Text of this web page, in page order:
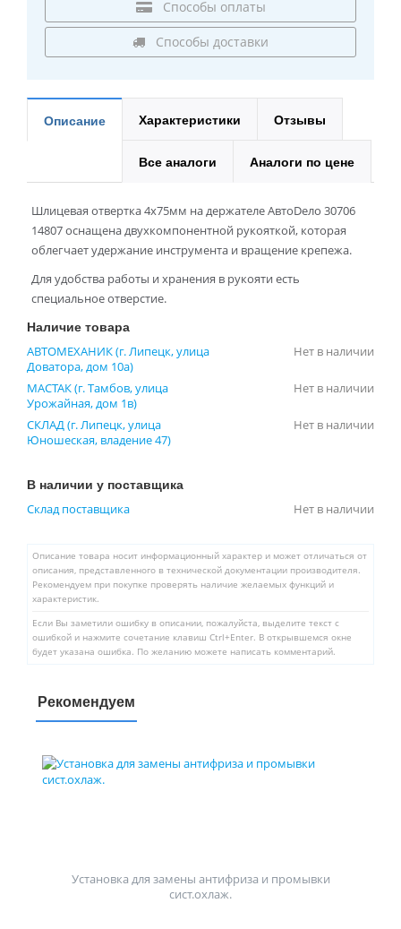
Способы оплаты
Способы доставки
Описание Характеристики Отзывы
Все аналоги Аналоги по цене
Шлицевая отвертка 4х75мм на держателе АвтоDело 30706
14807 оснащена двухкомпонентной рукояткой, которая
облегчает удержание инструмента и вращение крепежа.
Для удобства работы и хранения в рукояти есть
специальное отверстие.
Наличие товара
АВТОМЕХАНИК (г. Липецк, улица
Доватора, дом 10а)
Нет в наличии
МАСТАК (г. Тамбов, улица
Урожайная, дом 1в)
Нет в наличии
СКЛАД (г. Липецк, улица
Юношеская, владение 47)
Нет в наличии
В наличии у поставщика
Склад поставщика Нет в наличии
Описание товара носит информационный характер и может отличаться от
описания, представленного в технической документации производителя.
Рекомендуем при покупке проверять наличие желаемых функций и
характеристик.
Если Вы заметили ошибку в описании, пожалуйста, выделите текст с
ошибкой и нажмите сочетание клавиш Ctrl+Enter. В открывшемся окне
будет указана ошибка. По желанию можете написать комментарий.
Рекомендуем
Установка для замены антифриза и промывки
сист.охлаж.